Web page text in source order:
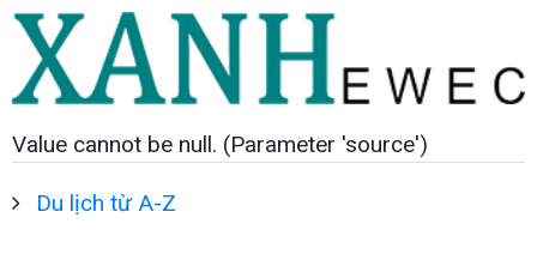
Value cannot be null. (Parameter 'source')
Du lịch từ A-Z